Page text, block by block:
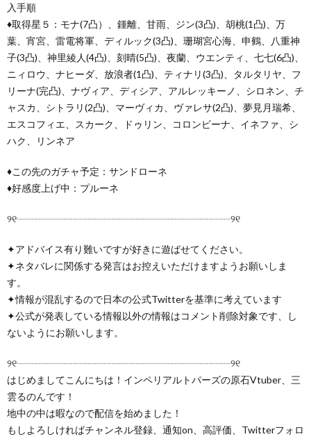
入手順
♦取得星５：モナ(7凸）、鍾離、甘雨、ジン(3凸)、胡桃(1凸)、万
葉、宵宮、雷電将軍、ディルック(3凸)、珊瑚宮心海、申鶴、八重神
子(3凸)、神里綾人(4凸)、刻晴(5凸)、夜蘭、ウエンティ、七七(6凸)、
ニィロウ、ナヒーダ、放浪者(1凸)、ティナリ(3凸)、タルタリヤ、フ
リーナ(完凸)、ナヴィア、ディシア、アルレッキーノ、シロネン、チ
ャスカ、シトラリ(2凸)、マーヴィカ、ヴァレサ(2凸)、夢見月瑞希、
エスコフィエ、スカーク、ドゥリン、コロンビーナ、イネファ、シ
ハク、リンネア
♦この先のガチャ予定：サンドローネ
♦好感度上げ中：プルーネ
୨୧┈┈┈┈┈┈┈┈┈┈┈┈┈┈┈┈┈┈┈┈┈┈୨୧
✦アドバイス有り難いですが好きに遊ばせてください。
✦ネタバレに関係する発言はお控えいただけますようお願いしま
す。
✦情報が混乱するので日本の公式Twitterを基準に考えています
✦公式が発表している情報以外の情報はコメント削除対象です、し
ないようにお願いします。
୨୧┈┈┈┈┈┈┈┈┈┈┈┈┈┈┈┈┈┈┈┈┈┈୨୧
はじめましてこんにちは！インペリアルトパーズの原石Vtuber、三
雲るのんです！
地中の中は暇なので配信を始めました！
もしよろしければチャンネル登録、通知on、高評価、Twitterフォロ